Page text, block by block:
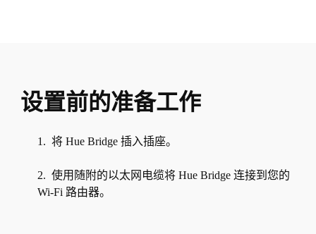
设置前的准备工作
将 Hue Bridge 插入插座。
使用随附的以太网电缆将 Hue Bridge 连接到您的
Wi-Fi 路由器。